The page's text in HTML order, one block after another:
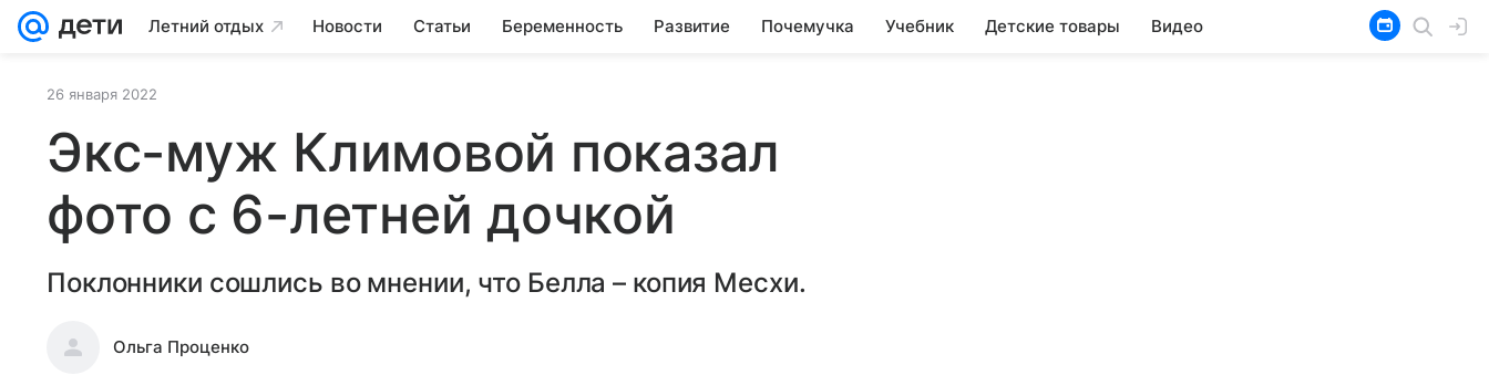
Летний отдых Новости Статьи Беременность Развитие Почемучка Учебник Детские товары Видео
26 января 2022
Экс-муж Климовой показал
фото с 6-летней дочкой
Поклонники сошлись во мнении, что Белла – копия Месхи.
Ольга Проценко